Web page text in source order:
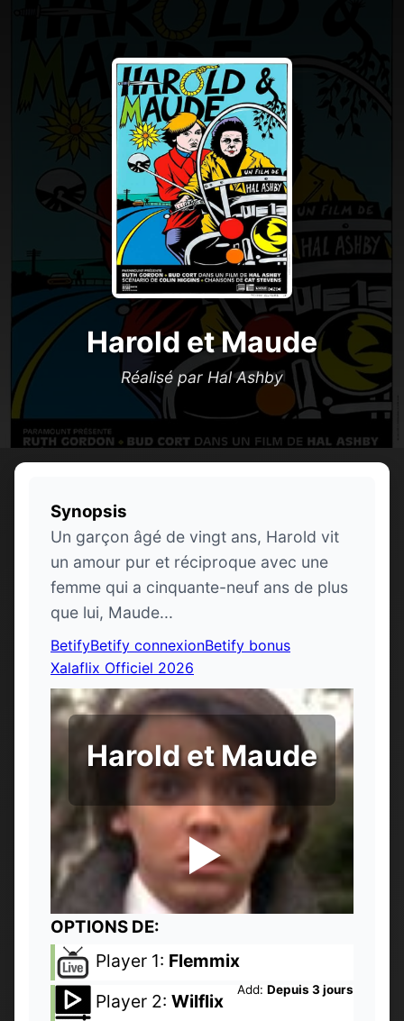
Harold et Maude
Réalisé par Hal Ashby
Synopsis
Un garçon âgé de vingt ans, Harold vit
un amour pur et réciproque avec une
femme qui a cinquante-neuf ans de plus
que lui, Maude...
BetifyBetify connexionBetify bonus
Xalaflix Officiel 2026
Harold et Maude
OPTIONS DE:
Player 1: Flemmix
Add: Depuis 3 jours
Player 2: Wilflix